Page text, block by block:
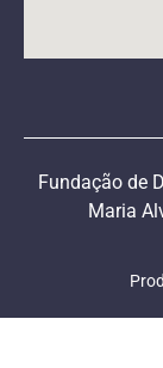
Fundação de
Maria